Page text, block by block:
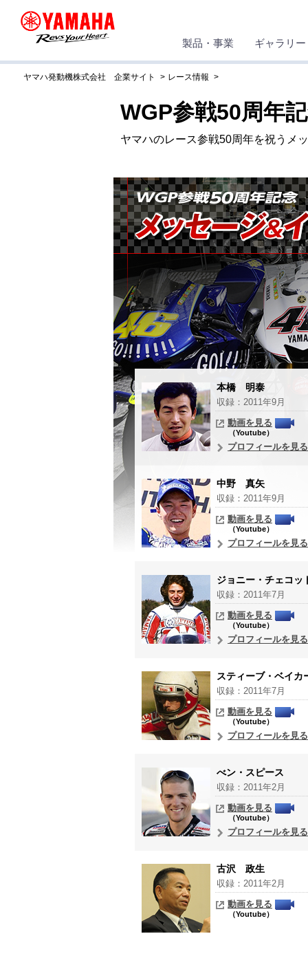
製品・事業 ギャラリー
ヤマハ発動機株式会社 企業サイト レース情報
WGP参戦50周年
ヤマハのレース参戦50周年を祝うメ
本橋 明泰
収録：2011年9月
動画を見る
（Youtube）
プロフィールを見る
中野 真矢
収録：2011年9月
動画を見る
（Youtube）
プロフィールを見る
ジョニー・チェコッ
収録：2011年7月
動画を見る
（Youtube）
プロフィールを見る
スティーブ・ベイカ
収録：2011年7月
動画を見る
（Youtube）
プロフィールを見る
べン・スピース
収録：2011年2月
動画を見る
（Youtube）
プロフィールを見る
古沢 政生
収録：2011年2月
動画を見る
（Youtube）